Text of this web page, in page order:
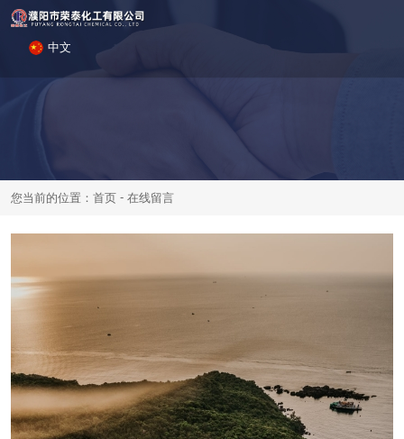
中文
您当前的位置：首页 - 在线留言